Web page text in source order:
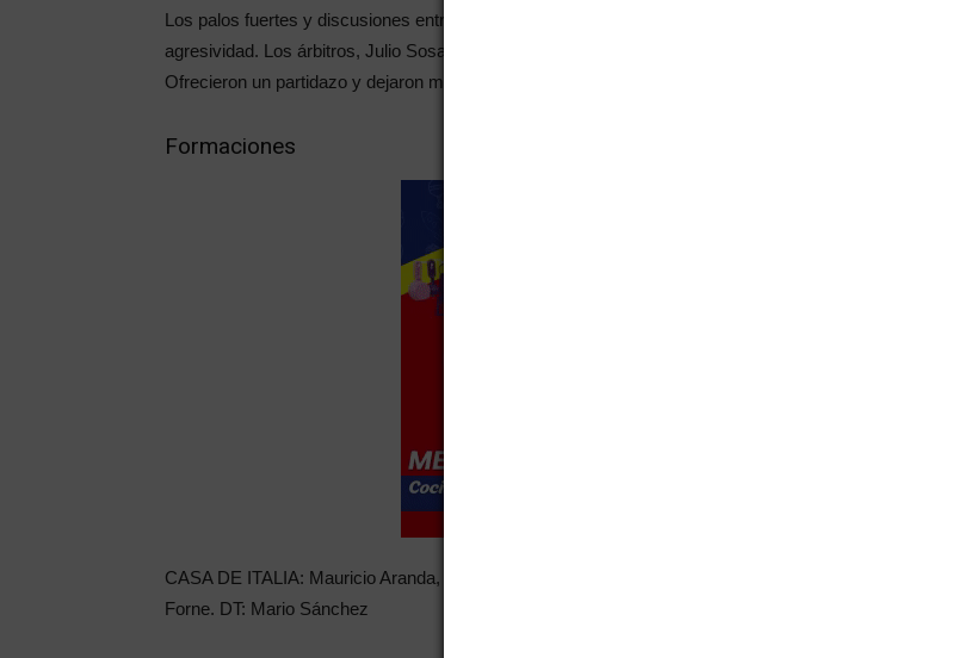
Los palos fuertes y discusiones entre jugadores de ambos quintetos existieron pero no pasó a la
agresividad. Los árbitros, Julio Sosa y Ramiro Cruzado pudieron controlar con normalidad las acciones.
Ofrecieron un partidazo y dejaron muy contentos al público que llenaron la pista de Casa de Italia.
Formaciones
CASA DE ITALIA: Mauricio Aranda, Esteban Ábalos, Juan Pablo Domínguez, Leonardo Zabala, Guillermo
Forne. DT: Mario Sánchez